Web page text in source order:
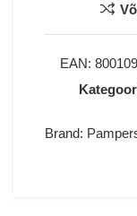
EAN:
Brand: